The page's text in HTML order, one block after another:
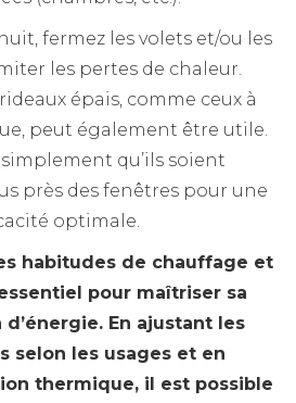
fermez les volets et/ou les
les pertes de chaleur.
épais, comme ceux à
peut également être utile.
simplement qu’ils soient
près des fenêtres pour une
optimale.
habitudes de chauffage et
pour maîtriser sa
En ajustant les
selon les usages et en
thermique, il est possible